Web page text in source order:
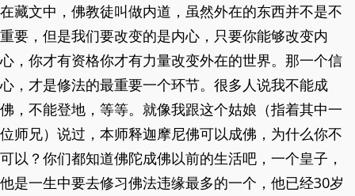
在藏文中，佛教徒叫做内道，虽然外在的东西并不是不
重要，但是我们要改变的是内心，只要你能够改变内
心，你才有资格你才有力量改变外在的世界。那一个信
心，才是修法的最重要一个环节。很多人说我不能成
佛，不能登地，等等。就像我跟这个姑娘（指着其中一
位师兄）说过，本师释迦摩尼佛可以成佛，为什么你不
可以？你们都知道佛陀成佛以前的生活吧，一个皇子，
他是一生中要去修习佛法违缘最多的一个，他已经30岁